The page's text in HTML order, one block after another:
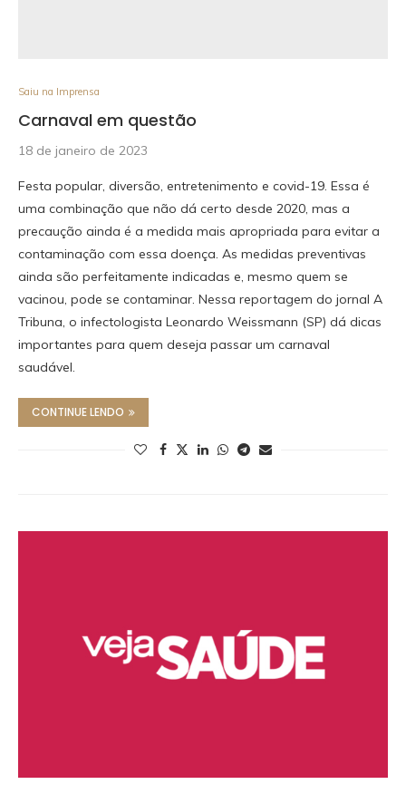
Saiu na Imprensa
Carnaval em questão
18 de janeiro de 2023
Festa popular, diversão, entretenimento e covid-19. Essa é
uma combinação que não dá certo desde 2020, mas a
precaução ainda é a medida mais apropriada para evitar a
contaminação com essa doença. As medidas preventivas
ainda são perfeitamente indicadas e, mesmo quem se
vacinou, pode se contaminar. Nessa reportagem do jornal A
Tribuna, o infectologista Leonardo Weissmann (SP) dá dicas
importantes para quem deseja passar um carnaval
saudável.
CONTINUE LENDO